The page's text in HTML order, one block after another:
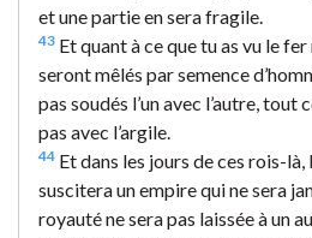
et une partie en sera fragile.
43 Et quant à ce que tu as vu le
seront mêlés par semence
pas soudés l’un avec l’autre, tout
pas avec l’argile.
44 Et dans les jours de ces rois-là,
suscitera un empire qui ne sera
royauté ne sera pas laissée à un